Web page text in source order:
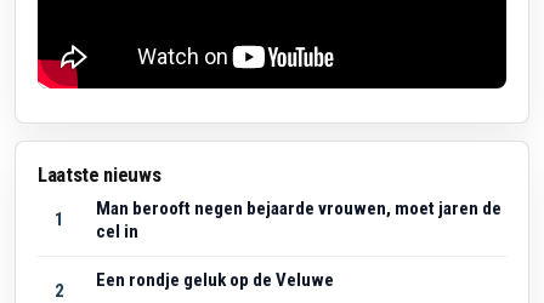
Laatste nieuws
1
Man berooft negen bejaarde vrouwen, moet jaren de
cel in
2 Een rondje geluk op de Veluwe